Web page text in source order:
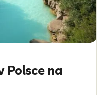
Polsce na